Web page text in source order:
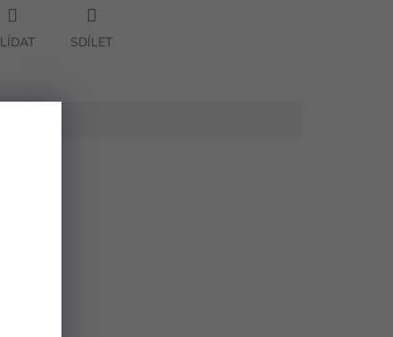
SDÍLET